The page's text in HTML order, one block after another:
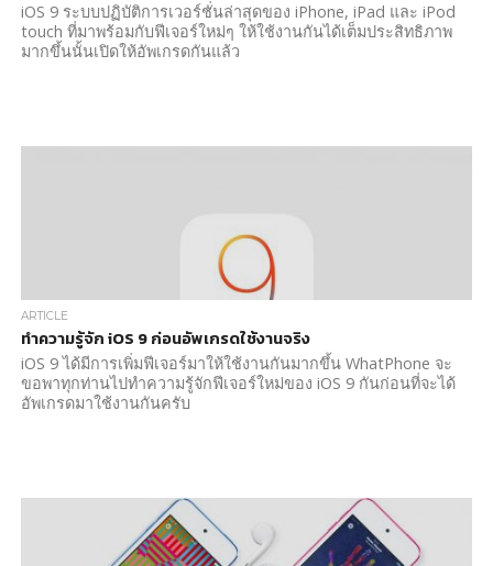
iOS 9 ระบบปฏิบัติการเวอร์ชั่นล่าสุดของ iPhone, iPad และ iPod
touch ที่มาพร้อมกับฟีเจอร์ใหม่ๆ ให้ใช้งานกันได้เต็มประสิทธิภาพ
มากขึ้นนั้นเปิดให้อัพเกรดกันแล้ว
ARTICLE
ทำความรู้จัก iOS 9 ก่อนอัพเกรดใช้งานจริง
iOS 9 ได้มีการเพิ่มฟีเจอร์มาให้ใช้งานกันมากขึ้น WhatPhone จะ
ขอพาทุกท่านไปทำความรู้จักฟีเจอร์ใหม่ของ iOS 9 กันก่อนที่จะได้
อัพเกรดมาใช้งานกันครับ